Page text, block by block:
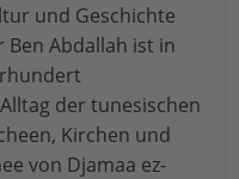
und Geschichte
Ben Abdallah ist in
der tunesischen
Kirchen und
von Djamaa ez-